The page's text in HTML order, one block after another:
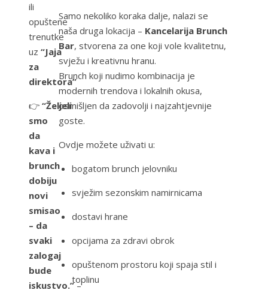
ili
opuštene
trenutke
uz “Jaja
za
direktora”
👉 “Željeli
smo
da
kava i
brunch
dobiju
novi
smisao
– da
svaki
zalogaj
bude
iskustvo.”–
Samo nekoliko koraka dalje, nalazi se
naša druga lokacija – Kancelarija Brunch
Bar, stvorena za one koji vole kvalitetnu,
svježu i kreativnu hranu.
Brunch koji nudimo kombinacija je
modernih trendova i lokalnih okusa,
osmišljen da zadovolji i najzahtjevnije
goste.
Ovdje možete uživati u:
bogatom brunch jelovniku
svježim sezonskim namirnicama
dostavi hrane
opcijama za zdravi obrok
opuštenom prostoru koji spaja stil i
toplinu